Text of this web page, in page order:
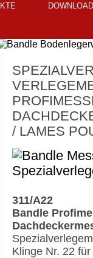
DOWNLOAD
/ LAMES
311/A22
Bandle
Klinge Nr. 22